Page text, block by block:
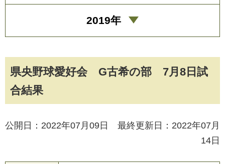
県央野球愛好会 G古希の部 7月8日試
合結果
公開日：2022年07月09日 最終更新日：2022年07月
14日
2019年